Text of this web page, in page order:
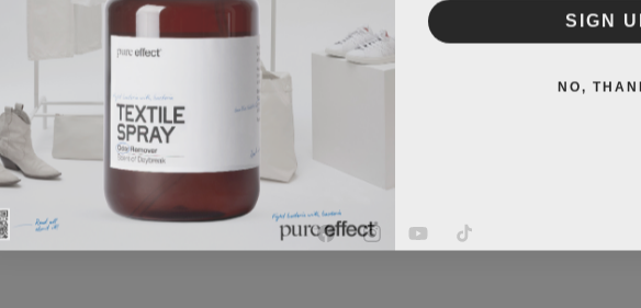
FacebookInstagramYouTubeTikTok
SIGN
NO,